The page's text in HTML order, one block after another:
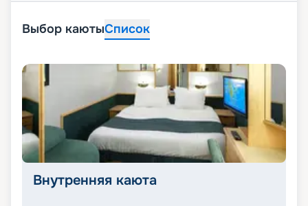
Выбор каютыСписок
Внутренняя каюта